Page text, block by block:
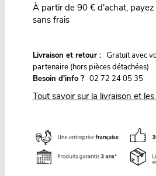
À partir de 90 € d'achat,
sans frais
Livraison et retour : Gratuit avec
partenaire (hors pièces détachées)
Besoin d'info ? 02 72 24 05 35
Tout savoir sur la livraison et